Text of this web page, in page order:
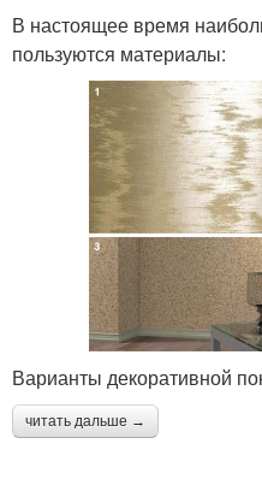
В настоящее время
пользуются материалы:
Варианты декоративной
читать дальше →